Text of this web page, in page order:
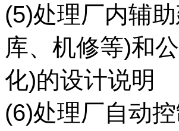
(5)处理厂内辅
库、机修等)和
化)的设计说明
(6)处理厂自动